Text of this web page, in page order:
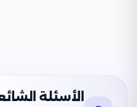
الأسئلة